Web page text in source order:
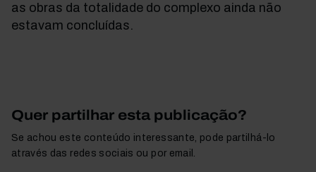
as obras da totalidade do complexo ainda não
estavam concluídas.
Quer partilhar esta publicação?
Se achou este conteúdo interessante, pode partilhá-lo
através das redes sociais ou por email.